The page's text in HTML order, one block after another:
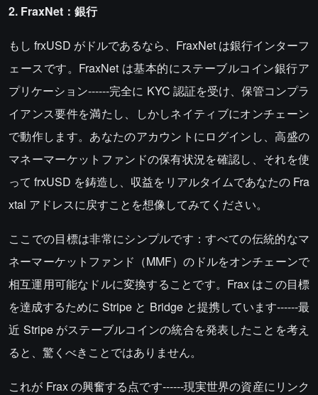
2. FraxNet：銀行
もし frxUSD がドルであるなら、FraxNet は銀行インターフ
ェースです。FraxNet は基本的にステーブルコイン銀行ア
プリケーション------完全に KYC 認証を受け、保管コンプラ
イアンス要件を満たし、しかしネイティブにオンチェーン
で動作します。あなたのアカウントにログインし、高盛の
マネーマーケットファンドの保有状況を確認し、それを使
って frxUSD を鋳造し、収益をリアルタイムであなたの Fra
xtal アドレスに戻すことを想像してみてください。
ここでの目標は非常にシンプルです：すべての伝統的なマ
ネーマーケットファンド（MMF）のドルをオンチェーンで
相互運用可能なドルに変換することです。Frax はこの目標
を達成するために Stripe と Bridge と提携しています------最
近 Stripe がステーブルコインの統合を発表したことを考え
ると、驚くべきことではありません。
これが Frax の興奮する点です------現実世界の資産にリンク